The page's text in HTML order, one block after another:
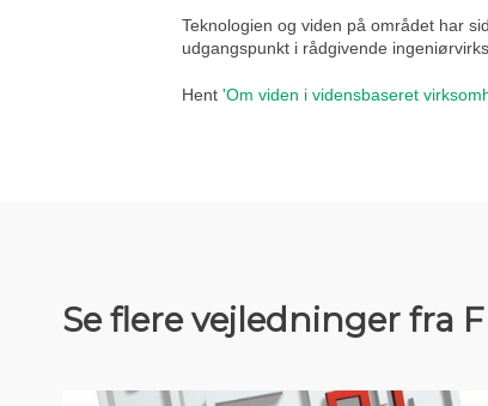
Teknologien og viden på området har
udgangspunkt i rådgivende
Hent 'Om viden i vidensbaseret
Se flere vejledninger fra